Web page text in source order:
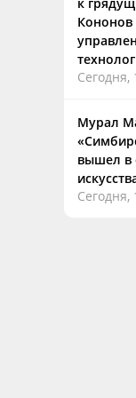
Кононов
Сегодня,
Мурал
вышел в
Сегодня,